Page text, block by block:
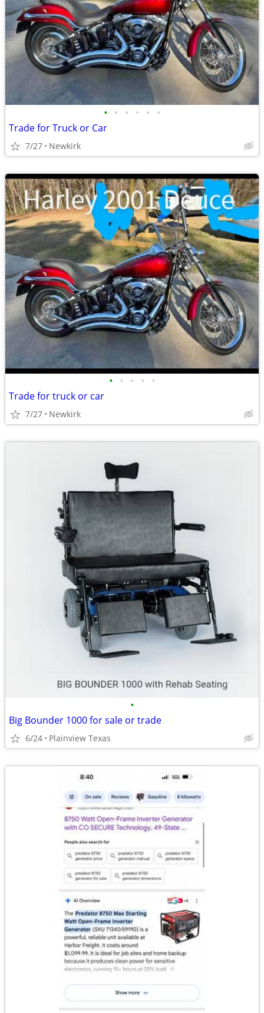
• • • • • •
Trade for Truck or Car
7/27 Newkirk
• • • • •
Trade for truck or car
7/27 Newkirk
•
Big Bounder 1000 for sale or trade
6/24 Plainview Texas